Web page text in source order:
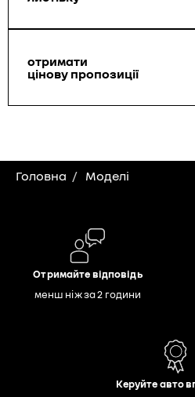
отримати
цінову пропозиції
Головна Моделі
Отримайте відповідь
менш ніж за 2 години
Керуйте авто